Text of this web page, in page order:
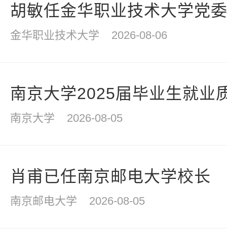
胡敏任金华职业技术大学党
金华职业技术大学 2026-08-06
南京大学2025届毕业生就业
南京大学 2026-08-05
肖甫已任南京邮电大学校长
南京邮电大学 2026-08-05